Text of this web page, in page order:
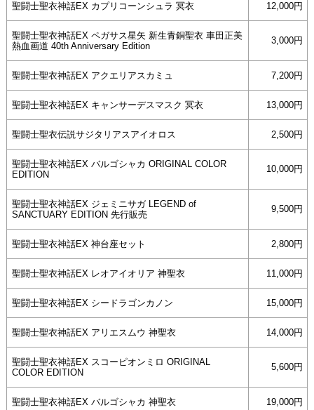
聖闘士聖衣神話EX カプリコーンシュラ 冥衣 12,000円
聖闘士聖衣神話EX ペガサス星矢 新生青銅聖衣 車田正美
熱血画道 40th Anniversary Edition
3,000円
聖闘士聖衣神話EX アクエリアスカミュ 7,200円
聖闘士聖衣神話EX キャンサーデスマスク 冥衣 13,000円
聖闘士聖衣伝説サジタリアスアイオロス 2,500円
聖闘士聖衣神話EX バルゴシャカ ORIGINAL COLOR
EDITION
10,000円
聖闘士聖衣神話EX ジェミニサガ LEGEND of
SANCTUARY EDITION 先行販売
9,500円
聖闘士聖衣神話EX 神台座セット 2,800円
聖闘士聖衣神話EX レオアイオリア 神聖衣 11,000円
聖闘士聖衣神話EX シードラゴンカノン 15,000円
聖闘士聖衣神話EX アリエスムウ 神聖衣 14,000円
聖闘士聖衣神話EX スコーピオンミロ ORIGINAL
COLOR EDITION
5,600円
聖闘士聖衣神話EX バルゴシャカ 神聖衣 19,000円